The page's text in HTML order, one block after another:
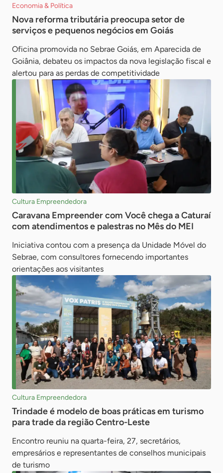
Economia & Política
Nova reforma tributária preocupa setor de
serviços e pequenos negócios em Goiás
Oficina promovida no Sebrae Goiás, em Aparecida de
Goiânia, debateu os impactos da nova legislação fiscal e
alertou para as perdas de competitividade
Cultura Empreendedora
Caravana Empreender com Você chega a Caturaí
com atendimentos e palestras no Mês do MEI
Iniciativa contou com a presença da Unidade Móvel do
Sebrae, com consultores fornecendo importantes
orientações aos visitantes
Cultura Empreendedora
Trindade é modelo de boas práticas em turismo
para trade da região Centro-Leste
Encontro reuniu na quarta-feira, 27, secretários,
empresários e representantes de conselhos municipais
de turismo